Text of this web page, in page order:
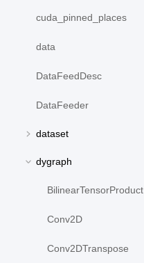
cuda_pinned_places
data
DataFeedDesc
DataFeeder
dataset
dygraph
BilinearTensorProduct
Conv2D
Conv2DTranspose